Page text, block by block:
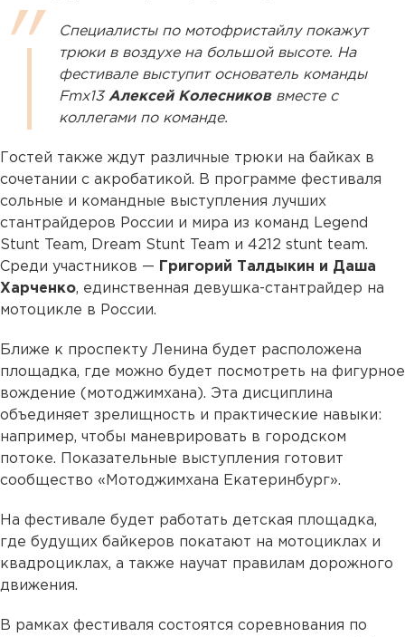
Специалисты по мотофристайлу покажут
трюки в воздухе на большой высоте. На
фестивале выступит основатель команды
Fmx13 Алексей Колесниковвместе с
коллегами по команде.
Гостей также ждут различные трюки на байках в
сочетании с акробатикой. В программе фестиваля
сольные и командные выступления лучших
стантрайдеров России и мира из команд Legend
Stunt Team, Dream Stunt Team и 4212 stunt team.
Среди участников —
Григорий Талдыкин и Даша
Харченко, единственная девушка-стантрайдер на
мотоцикле в России.
Ближе к проспекту Ленина будет расположена
площадка, где можно будет посмотреть на фигурное
вождение (мотоджимхана). Эта дисциплина
объединяет зрелищность и практические навыки:
например, чтобы маневрировать в городском
потоке. Показательные выступления готовит
сообщество «Мотоджимхана Екатеринбург».
На фестивале будет работать детская площадка,
где будущих байкеров покатают на мотоциклах и
квадроциклах, а также научат правилам дорожного
движения.
В рамках фестиваля состоятся соревнования по